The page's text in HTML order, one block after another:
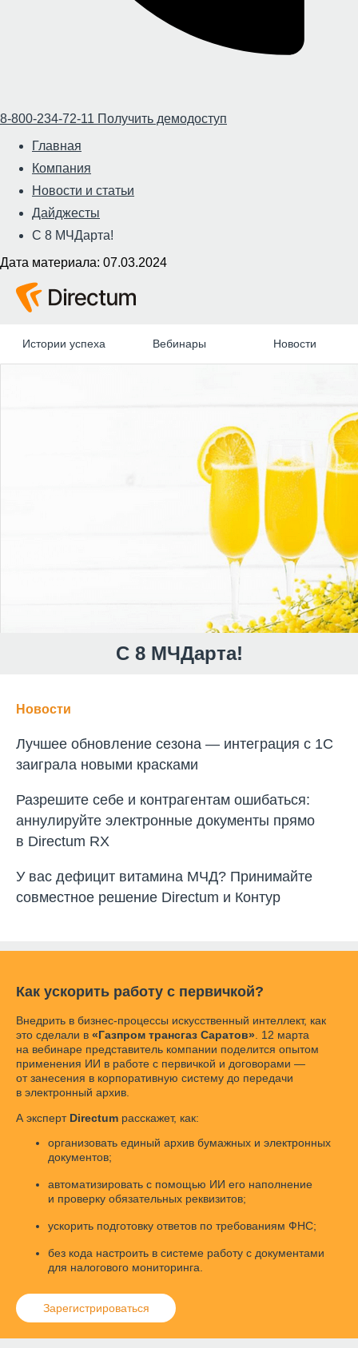
8-800-234-72-11 Получить демодоступ
Главная
Компания
Новости и статьи
Дайджесты
С 8 МЧДарта!
Дата материала: 07.03.2024
Истории успеха Вебинары Новости
С 8 МЧДарта!
Новости
Лучшее обновление сезона — интеграция с 1С
заиграла новыми красками
Разрешите себе и контрагентам ошибаться:
аннулируйте электронные документы прямо
в Directum RX
У вас дефицит витамина МЧД? Принимайте
совместное решение Directum и Контур
Как ускорить работу с первичкой?
Внедрить в бизнес-процессы искусственный интеллект, как
это сделали в «Газпром трансгаз Саратов» . 12 марта
на вебинаре представитель компании поделится опытом
применения ИИ в работе с первичкой и договорами —
от занесения в корпоративную систему до передачи
в электронный архив.
А эксперт Directum расскажет, как:
организовать единый архив бумажных и электронных
документов;
автоматизировать с помощью ИИ его наполнение
и проверку обязательных реквизитов;
ускорить подготовку ответов по требованиям ФНС;
без кода настроить в системе работу с документами
для налогового мониторинга.
Зарегистрироваться